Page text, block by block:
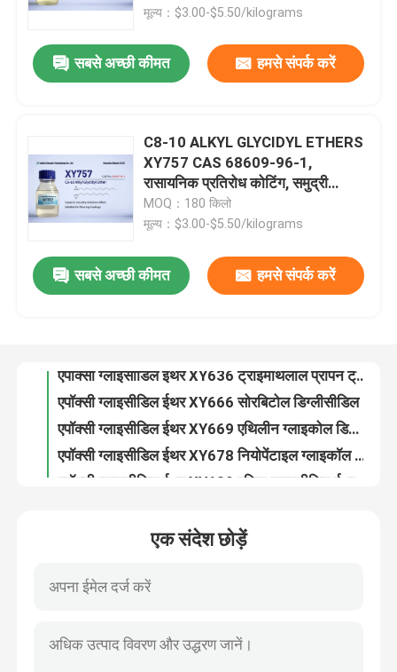
घर
उत्पादों
हमारे बारे में
गुणवत्ता नियंत्रण
संपर्क करें
अल्किल ग्लाइसीडिल ईथर
सामान्य प्रयोजन चिपकने वाले, टूल्स, विशेष
मूल्य：$3.00-$5.50/kilograms
सबसे अच्छी कीमत हमसे संपर्क करें
C8-10 ALKYL GLYCIDYL ETHERS
XY757 CAS 68609-96-1,
रासायनिक प्रतिरोध कोटिंग, समुद्री
कोटिंग, टूलिंग और कास्टिंग, सामान्य
प्रयोजन के चिपकने वाले, 100% ठोस
MOQ：180 किलो
मूल्य：$3.00-$5.50/kilograms
सबसे अच्छी कीमत हमसे संपर्क करें
एपॉक्सी ग्लाइसीडिल ईथर XY634 पेंटाएरीथ्रिटोल टेट्राग्लाइसीडिल ईथर कैस नं। 3-2-7-4
एपॉक्सी ग्लाइसीडिल ईथर XY678 नियोपेंटाइल ग्लाइकॉल डिग्लिसिडिल ईथर कैस 17557 23 2
एपॉक्सी ग्लाइसीडिल ईथर एक्सवाई 691 ओ-क्रिसोल ग्लाइसीडिल ईथर कैस नं 2210 79 9
एक संदेश छोड़ें